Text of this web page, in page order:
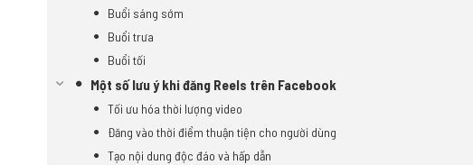
Buổi sáng sớm
Buổi trưa
Buổi tối
Một số lưu ý khi đăng Reels trên Facebook
Tối ưu hóa thời lượng video
Đăng vào thời điểm thuận tiện cho người dùng
Tạo nội dung độc đáo và hấp dẫn